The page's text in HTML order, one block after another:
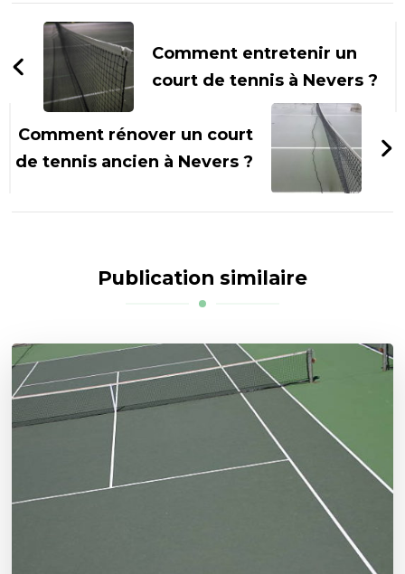
Navigation
d'article
Comment entretenir un
court de tennis à Nevers ?
Comment rénover un court
de tennis ancien à Nevers ?
Publication similaire